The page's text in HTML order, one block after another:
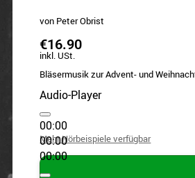
von Peter Obrist
€16.90
inkl. USt.
Bläsermusik zur Advent- und
Audio-Player
00:00
00:00
00:00
Mehr Hörbeispiele verfügbar